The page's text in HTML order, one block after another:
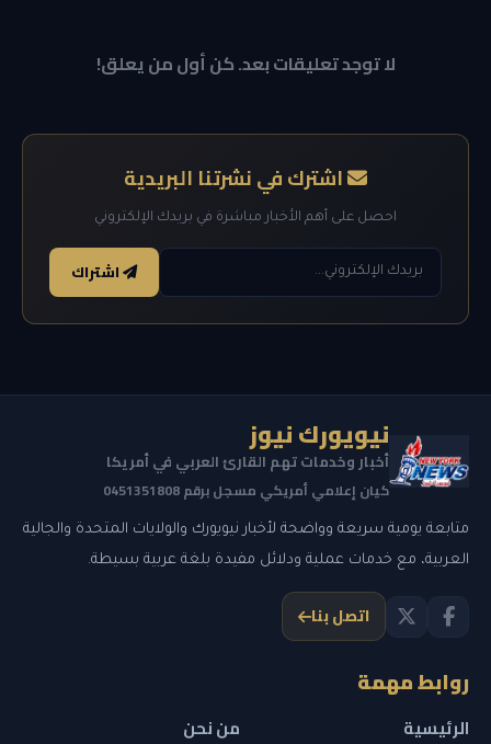
لا توجد تعليقات بعد. كن أول من يعلق!
اشترك في نشرتنا البريدية
احصل على أهم الأخبار مباشرة في بريدك الإلكتروني
اشتراك
نيويورك نيوز
أخبار وخدمات تهم القارئ العربي في أمريكا
كيان إعلامي أمريكي مسجل برقم 0451351808
متابعة يومية سريعة وواضحة لأخبار نيويورك والولايات المتحدة والجالية
العربية، مع خدمات عملية ودلائل مفيدة بلغة عربية بسيطة.
اتصل بنا
روابط مهمة
الرئيسية من نحن